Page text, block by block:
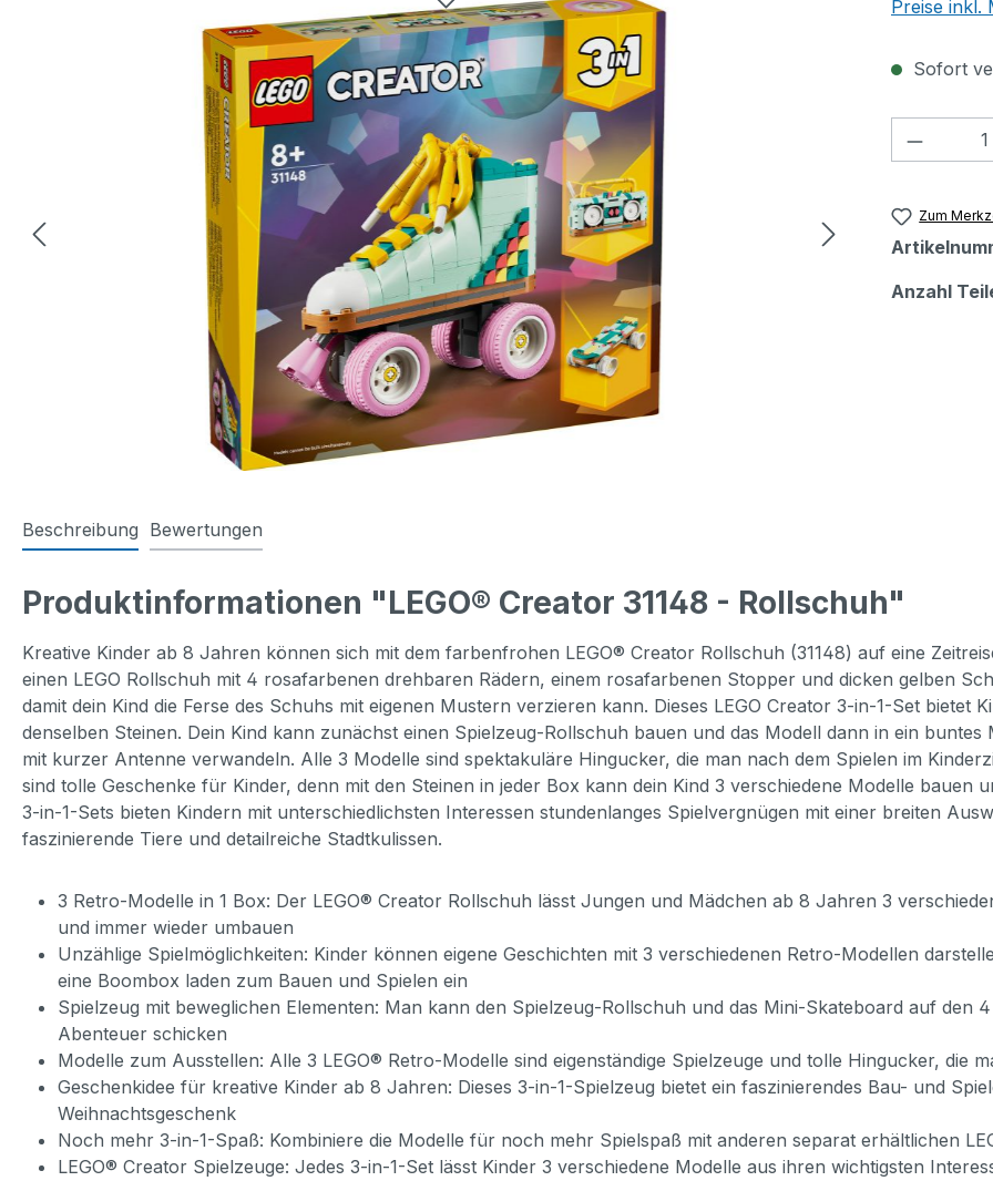
Preise inkl.
Sofort
Zum
Anzahl
Beschreibung Bewertungen
Produktinformationen "LEGO® Creator 31148 - Rollschuh"
Kreative Kinder ab 8 Jahren können sich mit dem farbenfrohen LEGO® Creator Rollschuh (31148) auf eine
einen LEGO Rollschuh mit 4 rosafarbenen drehbaren Rädern, einem rosafarbenen Stopper und dicken gelben
damit dein Kind die Ferse des Schuhs mit eigenen Mustern verzieren kann. Dieses LEGO Creator 3-in-1-Set bietet
denselben Steinen. Dein Kind kann zunächst einen Spielzeug-Rollschuh bauen und das Modell dann in ein
mit kurzer Antenne verwandeln. Alle 3 Modelle sind spektakuläre Hingucker, die man nach dem Spielen im
sind tolle Geschenke für Kinder, denn mit den Steinen in jeder Box kann dein Kind 3 verschiedene Modelle bauen
3-in-1-Sets bieten Kindern mit unterschiedlichsten Interessen stundenlanges Spielvergnügen mit einer breiten
faszinierende Tiere und detailreiche Stadtkulissen.
3 Retro-Modelle in 1 Box: Der LEGO® Creator Rollschuh lässt Jungen und Mädchen ab 8 Jahren 3
und immer wieder umbauen
Unzählige Spielmöglichkeiten: Kinder können eigene Geschichten mit 3 verschiedenen Retro-Modellen
eine Boombox laden zum Bauen und Spielen ein
Spielzeug mit beweglichen Elementen: Man kann den Spielzeug-Rollschuh und das Mini-Skateboard auf den
Abenteuer schicken
Modelle zum Ausstellen: Alle 3 LEGO® Retro-Modelle sind eigenständige Spielzeuge und tolle Hingucker, die
Geschenkidee für kreative Kinder ab 8 Jahren: Dieses 3-in-1-Spielzeug bietet ein faszinierendes Bau- und
Weihnachtsgeschenk
Noch mehr 3-in-1-Spaß: Kombiniere die Modelle für noch mehr Spielspaß mit anderen separat erhältlichen
LEGO® Creator Spielzeuge: Jedes 3-in-1-Set lässt Kinder 3 verschiedene Modelle aus ihren wichtigsten